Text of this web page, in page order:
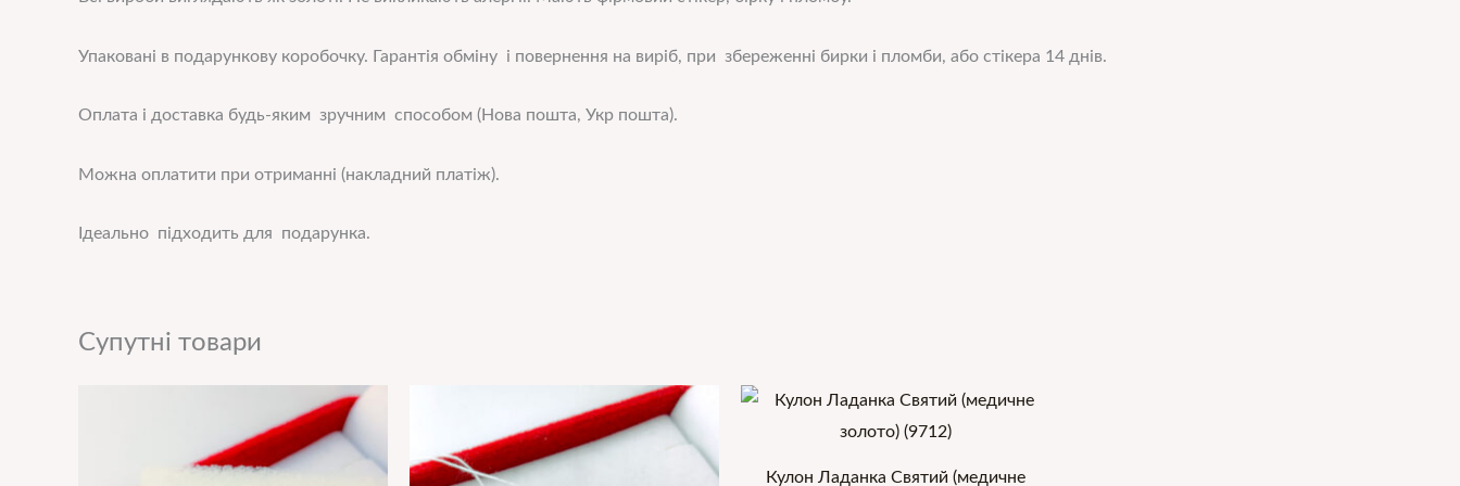
Упаковані в подарункову коробочку. Гарантія обміну і повернення на виріб, при збереженні бирки і пломби, або стікера 14 днів.
Оплата і доставка будь-яким зручним способом (Нова пошта, Укр пошта).
Можна оплатити при отриманні (накладний платіж).
Ідеально підходить для подарунка.
Супутні товари
Кулон Ладанка Святий (медичне